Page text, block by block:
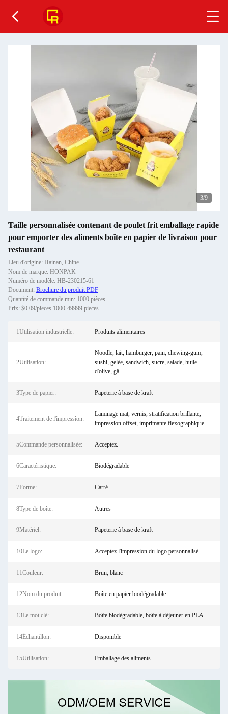
4/9
Taille personnalisée contenant de poulet frit emballage rapide
pour emporter des aliments boîte en papier de livraison pour
restaurant
Lieu d'origine: Hainan, Chine
Nom de marque: HONPAK
Numéro de modèle: HB-230215-61
Document: Brochure du produit PDF
Quantité de commande min: 1000 pièces
Prix: $0.09/pieces 1000-49999 pieces
1Utilisation industrielle: Produits alimentaires
2Utilisation:
Noodle, lait, hamburger, pain, chewing-gum,
sushi, gelée, sandwich, sucre, salade, huile
d'olive, gâ
3Type de papier: Papeterie à base de kraft
4Traitement de l'impression:
Laminage mat, vernis, stratification brillante,
impression offset, imprimante flexographique
5Commande personnalisée: Acceptez.
6Caractéristique: Biodégradable
7Forme: Carré
8Type de boîte: Autres
9Matériel: Papeterie à base de kraft
10Le logo: Acceptez l'impression du logo personnalisé
11Couleur: Brun, blanc
12Nom du produit: Boîte en papier biodégradable
13Le mot clé: Boîte biodégradable, boîte à déjeuner en PLA
14Échantillon: Disponible
15Utilisation: Emballage des aliments